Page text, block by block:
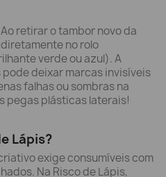
Ao retirar o tambor novo da
no rolo
verde ou azul). A
deixar marcas invisíveis
falhas ou sombras na
pegas plásticas laterais!
Lápis?
exige consumíveis com
Na Risco de Lápis,